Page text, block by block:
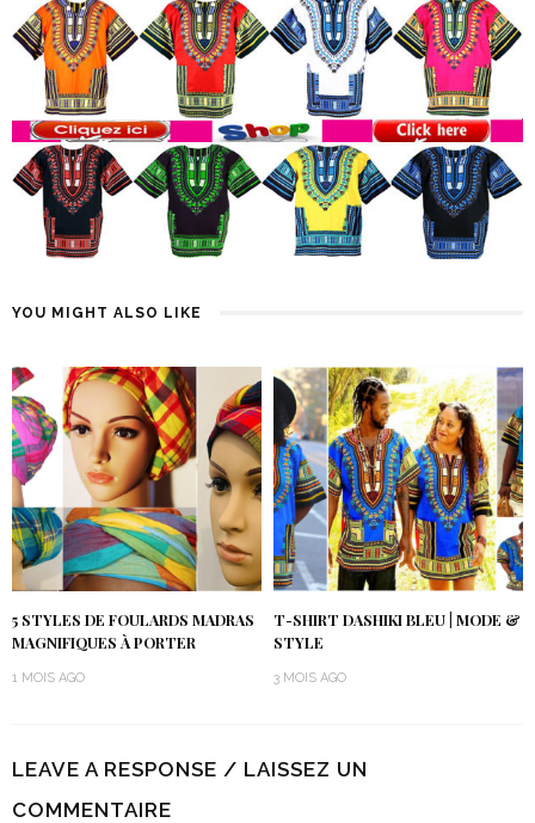
YOU MIGHT ALSO LIKE
5 STYLES DE FOULARDS MADRAS
MAGNIFIQUES À PORTER
1 MOIS AGO
T-SHIRT DASHIKI BLEU | MODE &
STYLE
3 MOIS AGO
LEAVE A RESPONSE / LAISSEZ UN
COMMENTAIRE